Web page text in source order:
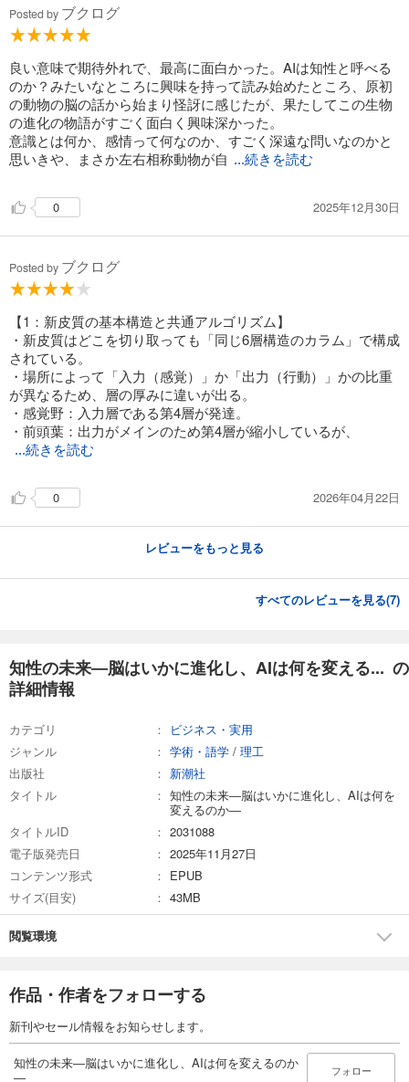
Posted by ブクログ
良い意味で期待外れで、最高に面白かった。AIは知性と呼べる
のか？みたいなところに興味を持って読み始めたところ、原初
の動物の脳の話から始まり怪訝に感じたが、果たしてこの生物
の進化の物語がすごく面白く興味深かった。
意識とは何か、感情って何なのか、すごく深遠な問いなのかと
思いきや、まさか左右相称動物が自 ...続きを読む
0 2025年12月30日
Posted by ブクログ
【1：新皮質の基本構造と共通アルゴリズム】
・新皮質はどこを切り取っても「同じ6層構造のカラム」で構成
されている。
・場所によって「入力（感覚）」か「出力（行動）」かの比重
が異なるため、層の厚みに違いが出る。
・感覚野：入力層である第4層が発達。
・前頭葉：出力がメインのため第4層が縮小しているが、
...続きを読む
0 2026年04月22日
レビューをもっと見る
すべてのレビューを見る(7)
知性の未来―脳はいかに進化し、AIは何を変える... の
詳細情報
カテゴリ
ビジネス・実用
ジャンル
学術・語学 / 理工
出版社
新潮社
タイトル
知性の未来―脳はいかに進化し、AIは何を
変えるのか―
タイトルID
2031088
電子版発売日
2025年11月27日
コンテンツ形式
EPUB
サイズ(目安)
43MB
閲覧環境
作品・作者をフォローする
新刊やセール情報をお知らせします。
知性の未来―脳はいかに進化し、AIは何を変えるのか
―
フォロー